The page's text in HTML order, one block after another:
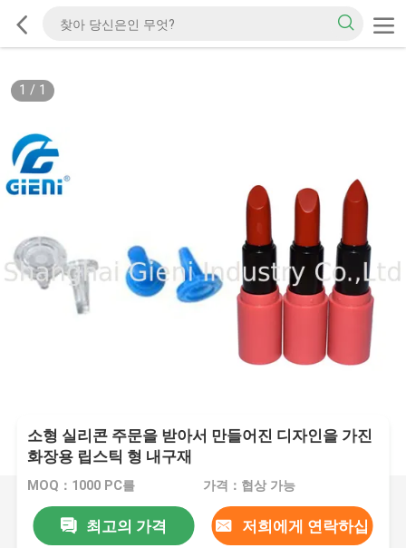
1 / 1
소형 실리콘 주문을 받아서 만들어진 디자인을 가진
화장용 립스틱 형 내구재
MOQ：1000 PC를 가격：협상 가능
최고의 가격 저희에게 연락하십